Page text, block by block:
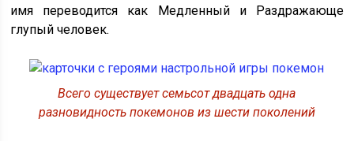
имя переводится как Медленный и Раздражающе
глупый человек.
Всего существует семьсот двадцать одна
разновидность покемонов из шести поколений